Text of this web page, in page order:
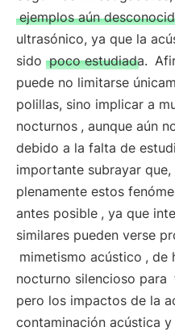
ejemplos aún
ultrasónico, ya que la
sido poco estudiada.
puede no limitarse
polillas, sino implicar a
nocturnos , aunque aún
debido a la falta de
importante subrayar
plenamente estos
antes posible , ya que
similares pueden verse
mimetismo acústico , de
nocturno silencioso para
pero los impactos de la
contaminación acústica